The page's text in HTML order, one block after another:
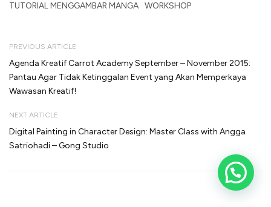
TUTORIAL MENGGAMBAR MANGA WORKSHOP
PREVIOUS ARTICLE
Agenda Kreatif Carrot Academy September – November 2015:
Pantau Agar Tidak Ketinggalan Event yang Akan Memperkaya
Wawasan Kreatif!
NEXT ARTICLE
Digital Painting in Character Design: Master Class with Angga
Satriohadi – Gong Studio